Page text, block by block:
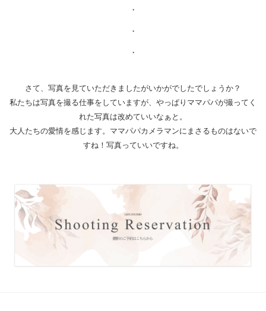
・
・
・
さて、写真を見ていただきましたがいかがでしたでしょうか？
私たちは写真を撮る仕事をしていますが、やっぱりママパパが撮ってく
れた写真は改めていいなぁと。
大人たちの愛情を感じます。ママパパカメラマンにまさるものはないで
すね！写真っていいですね。